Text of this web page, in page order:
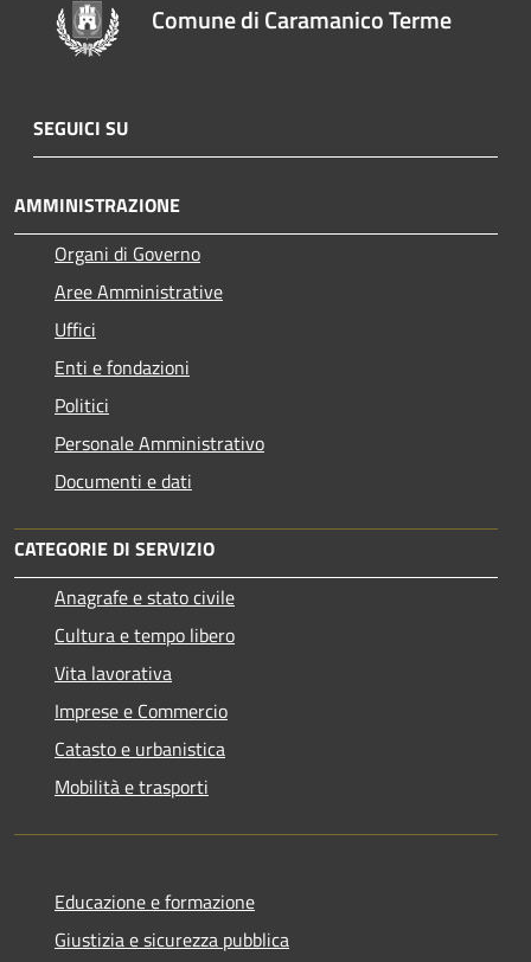
Comune di Caramanico Terme
SEGUICI SU
AMMINISTRAZIONE
Organi di Governo
Aree Amministrative
Uffici
Enti e fondazioni
Politici
Personale Amministrativo
Documenti e dati
CATEGORIE DI SERVIZIO
Anagrafe e stato civile
Cultura e tempo libero
Vita lavorativa
Imprese e Commercio
Catasto e urbanistica
Mobilità e trasporti
Educazione e formazione
Giustizia e sicurezza pubblica